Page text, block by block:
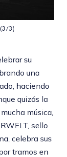
3)
su
una
haciendo
quizás la
música,
sello
celebra sus
tramos en